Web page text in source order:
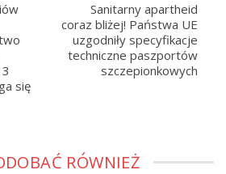
się
Sanitarny apartheid
coraz bliżej! Państwa UE
uzgodniły specyfikacje
techniczne paszportów
szczepionkowych
RÓWNIEŻ